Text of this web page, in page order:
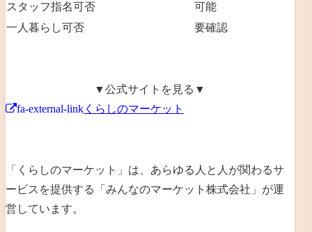
スタッフ指名可否
可能
一人暮らし可否
要確認
▼公式サイトを見る▼
fa-external-link くらしのマーケット
「くらしのマーケット」は、あらゆる人と人が関わるサ
ービスを提供する「みんなのマーケット株式会社」が運
営しています。